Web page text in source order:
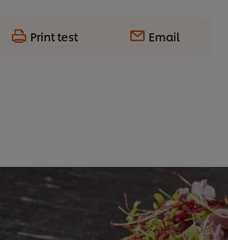
Print test Email